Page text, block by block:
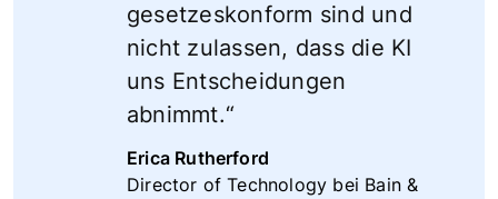
gesetzeskonform sind und
nicht zulassen, dass die KI
uns Entscheidungen
abnimmt.“
Erica Rutherford
Director of Technology bei Bain &